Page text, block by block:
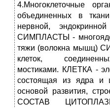
4.Многоклеточные
объединенных в
нервной,
СИМПЛАСТЫ -
тяжи (волокна мышц)
клеток,
мостиками. КЛЕТКА -
состоящая из ядра и
основой развития,
СОСТАВ